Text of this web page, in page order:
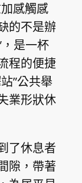
感觸感
的不是辦
，是一杯
程的便捷
”公共舉
業形狀休
了休息者
隙，帶著